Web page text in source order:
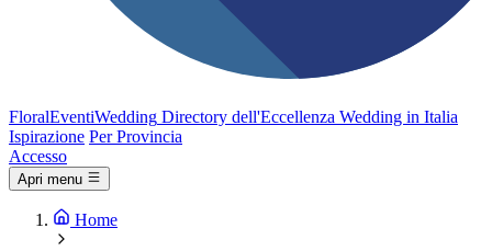
FloralEventiWedding Directory dell'Eccellenza Wedding in Italia
Ispirazione Per Provincia
Accesso
Apri menu
Home